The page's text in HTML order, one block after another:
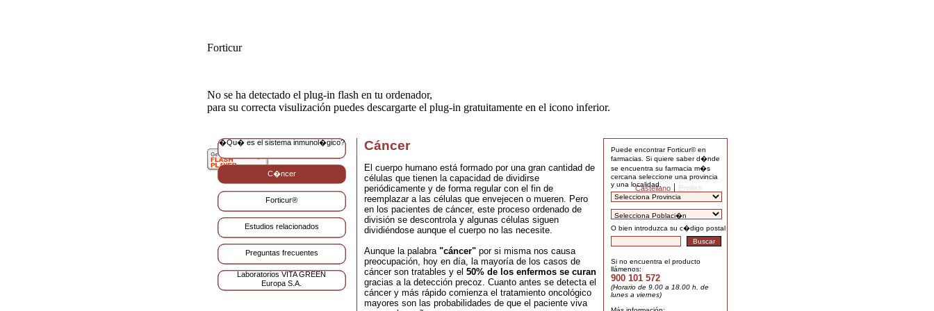
Forticur
No se ha detectado el plug-in flash en tu ordenador,
para su correcta visulización puedes descargarte el plug-in gratuitamente en el icono inferior.
Castellano| English
�Qu� es el sistema inmunol�gico?
C�ncer
Forticur®
Estudios relacionados
Preguntas frecuentes
Laboratorios VITA GREEN
Europa S.A.
Puede encontrar Forticur© en
farmacias. Si quiere saber d�nde
se encuentra su farmacia m�s
cercana seleccione una provincia
y una localidad.
O bien introduzca su c�digo postal
Si no encuentra el producto
llámenos:
900 101 572
(Horario de 9.00 a 18.00 h. de
lunes a viernes)
Cáncer
El cuerpo humano está formado por una gran cantidad de
células que tienen la capacidad de dividirse
periódicamente y de forma regular con el fin de
reemplazar a las células que envejecen o mueren. Pero
en los pacientes de cáncer, este proceso ordenado de
división se descontrola y algunas células siguen
dividiéndose aunque el cuerpo no las necesite.
Aunque la palabra "cáncer"por si misma nos causa
preocupación, hoy en día, la mayoría de los casos de
cáncer son tratables y el 50% de los enfermos se curan
gracias a la detección precoz. Cuanto antes se detecta el
cáncer y más rápido comienza el tratamiento oncológico
mayores son las probabilidades de que el paciente viva